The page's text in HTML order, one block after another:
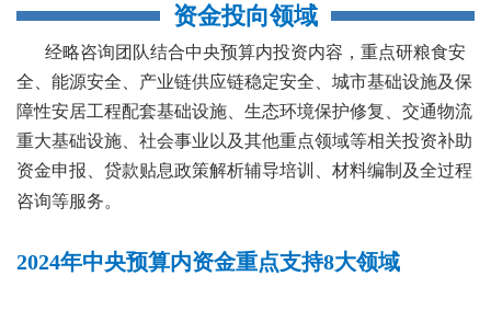
资金投向领域
经略咨询团队结合中央预算内投资内容，重点研粮食安
全、能源安全、产业链供应链稳定安全、城市基础设施及保
障性安居工程配套基础设施、生态环境保护修复、交通物流
重大基础设施、社会事业以及其他重点领域等相关投资补助
资金申报、贷款贴息政策解析辅导培训、材料编制及全过程
咨询等服务。
2024年中央预算内资金重点支持8大领域